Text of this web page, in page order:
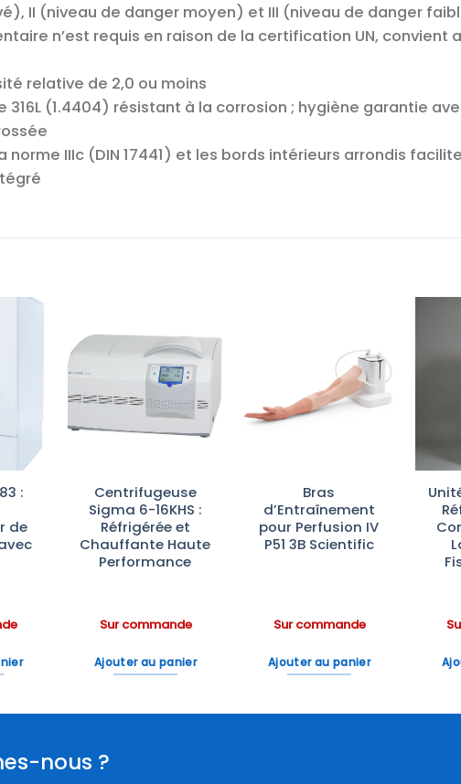
II (niveau de danger moyen) et III (niveau de danger
n’est requis en raison de la certification UN, convient
relative de 2,0 ou moins
316L (1.4404) résistant à la corrosion ; hygiène garantie
norme IIIc (DIN 17441) et les bords intérieurs arrondis
:
de
Ajouter
d’envies
Centrifugeuse
Sigma 6-16KHS :
Réfrigérée et
Chauffante Haute
Performance
Sur commande
Ajouter au panier
Ajouter
à la liste
d’envies
Bras
d’Entraînement
pour Perfusion IV
P51 3B Scientific
Sur commande
Ajouter au panier
nous ?